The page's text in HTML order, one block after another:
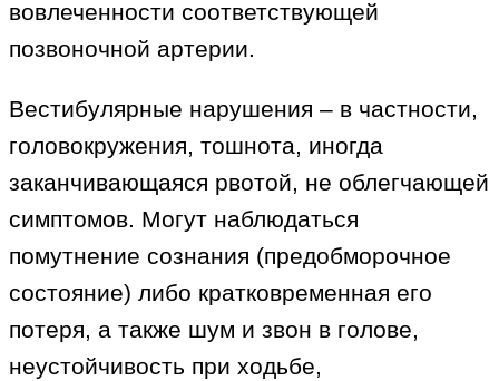
вовлеченности соответствующей
позвоночной артерии.
Вестибулярные нарушения – в частности,
головокружения, тошнота, иногда
заканчивающаяся рвотой, не облегчающей
симптомов. Могут наблюдаться
помутнение сознания (предобморочное
состояние) либо кратковременная его
потеря, а также шум и звон в голове,
неустойчивость при ходьбе,